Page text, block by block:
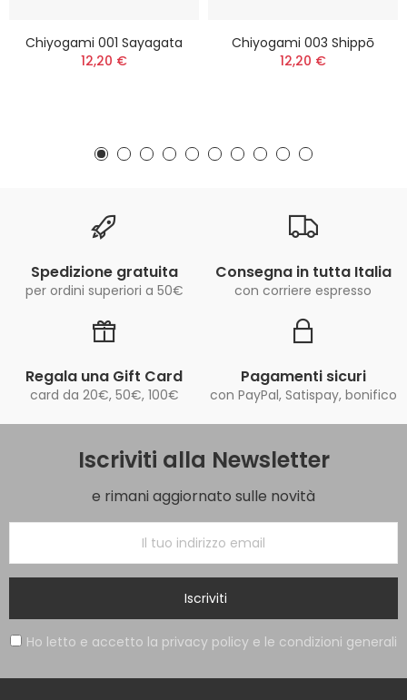
Chiyogami 001 Sayagata
12,20 €
Chiyogami 003 Shippō
12,20 €
Spedizione gratuita
per ordini superiori a 50€
Consegna in tutta Italia
con corriere espresso
Regala una Gift Card
card da 20€, 50€, 100€
Pagamenti sicuri
con PayPal, Satispay, bonifico
Iscriviti alla Newsletter
e rimani aggiornato sulle novità
Iscriviti
Ho letto e accetto la privacy policy e le condizioni generali